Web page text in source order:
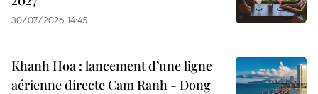
30/07/2026 14:45
Khanh Hoa : lancement d’une ligne
aérienne directe Cam Ranh - Dong